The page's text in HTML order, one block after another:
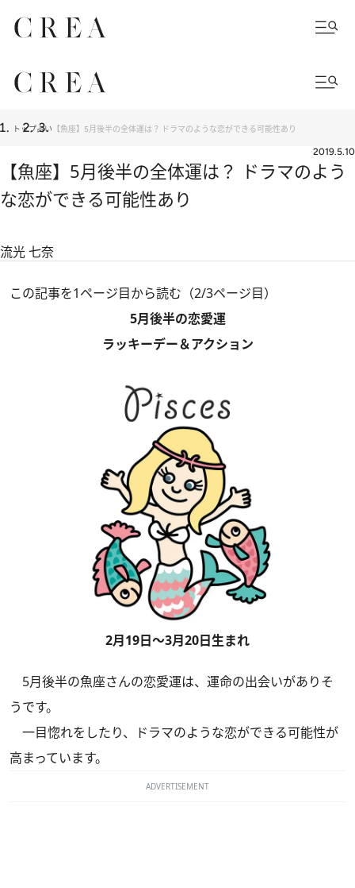
トップ占い 【魚座】5月後半の全体運は？ ドラマのような恋ができる可能性あり
2019.5.10
【魚座】5月後半の全体運は？ ドラマのよう
な恋ができる可能性あり
流光 七奈
この記事を1ページ目から読む（2/3ページ目）
5月後半の恋愛運
ラッキーデー＆アクション
2月19日～3月20日生まれ
5月後半の魚座さんの恋愛運は、運命の出会いがありそ
うです。
一目惚れをしたり、ドラマのような恋ができる可能性が
高まっています。
ADVERTISEMENT